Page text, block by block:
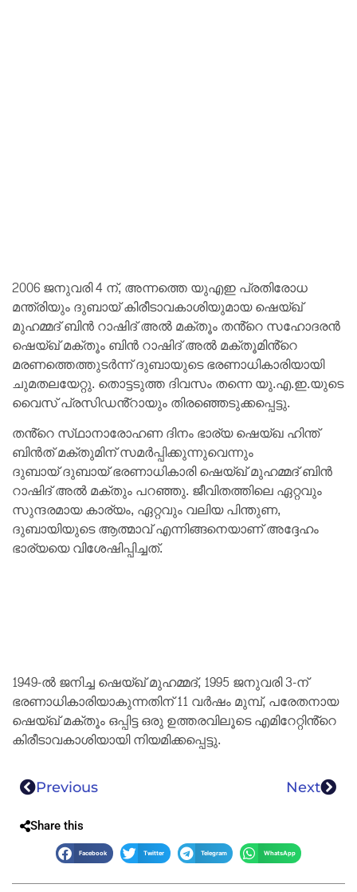
2006 ജനുവരി 4 ന്, അന്നത്തെ യുഎഇ പ്രതിരോധ
മന്ത്രിയും ദുബായ് കിരീടാവകാശിയുമായ ഷെയ്ഖ്
മുഹമ്മദ് ബിൻ റാഷിദ് അൽ മക്തൂം തൻ്റെ സഹോദരൻ
ഷെയ്ഖ് മക്തൂം ബിൻ റാഷിദ് അൽ മക്തൂമിൻ്റെ
മരണത്തെത്തുടർന്ന് ദുബായുടെ ഭരണാധികാരിയായി
ചുമതലയേറ്റു. തൊട്ടടുത്ത ദിവസം തന്നെ യു.എ.ഇ.യുടെ
വൈസ് പ്രസിഡൻ്റായും തിരഞ്ഞെടുക്കപ്പെട്ടു.
തൻ്റെ സ്‌ഥാനാരോഹണ ദിനം ഭാര്യ ഷെയ്ഖ ഹിന്ത്
ബിൻത് മക്തുമിന് സമർപ്പിക്കുന്നുവെന്നും
ദുബായ് ദുബായ് ഭരണാധികാരി ഷെയ്ഖ് മുഹമ്മദ് ബിൻ
റാഷിദ് അൽ മക്‌തും പറഞ്ഞു. ജീവിതത്തിലെ ഏറ്റവും
സുന്ദരമായ കാര്യം, ഏറ്റവും വലിയ പിന്തുണ,
ദുബായിയുടെ ആത്മാവ് എന്നിങ്ങനെയാണ് അദ്ദേഹം
ഭാര്യയെ വിശേഷിപ്പിച്ചത്.
1949-ൽ ജനിച്ച ഷെയ്ഖ് മുഹമ്മദ്, 1995 ജനുവരി 3-ന്
ഭരണാധികാരിയാകുന്നതിന് 11 വർഷം മുമ്പ്, പരേതനായ
ഷെയ്ഖ് മക്തൂം ഒപ്പിട്ട ഒരു ഉത്തരവിലൂടെ എമിറേറ്റിൻ്റെ
കിരീടാവകാശിയായി നിയമിക്കപ്പെട്ടു.
Previous Next
Share this
Facebook Twitter Telegram WhatsApp